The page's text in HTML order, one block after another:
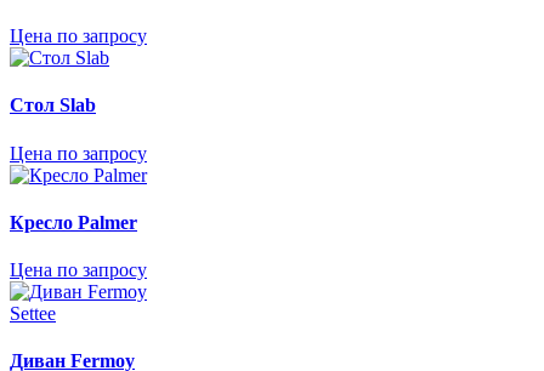
Цена по запросу
Стол Slab
Цена по запросу
Кресло Palmer
Цена по запросу
Settee
Диван Fermoy